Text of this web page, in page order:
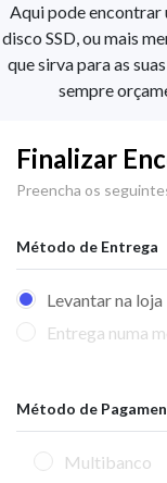
Aqui pode encontrar
disco SSD, ou mais
que sirva para as
sempre
Finalizar
Preencha os
Método de Entrega
Levantar na loja
Entrega numa
Método de
Multibanco